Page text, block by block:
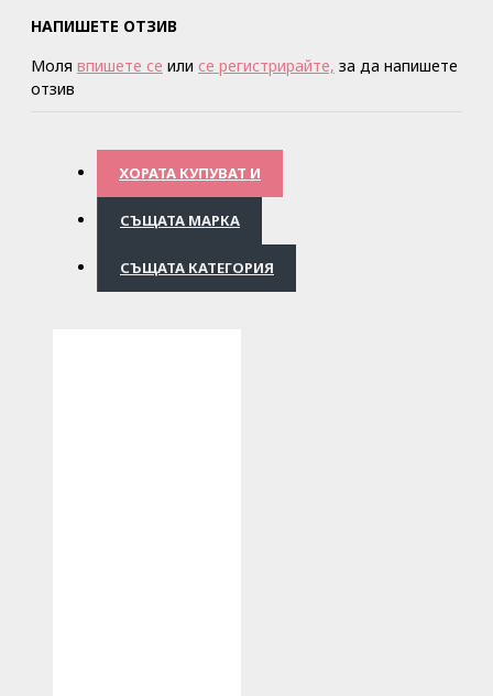
НАПИШЕТЕ ОТЗИВ
Моля впишете се или се регистрирайте, за да напишете
отзив
ХОРАТА КУПУВАТ И
СЪЩАТА МАРКА
СЪЩАТА КАТЕГОРИЯ